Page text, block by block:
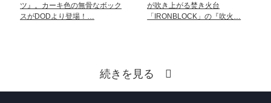
ツ』。カーキ色の無骨なボック
スがDODより登場！…
が吹き上がる焚き火台
「IRONBLOCK」の『吹火…
続きを見る